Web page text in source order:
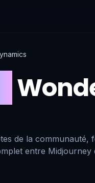
de la communauté,
entre